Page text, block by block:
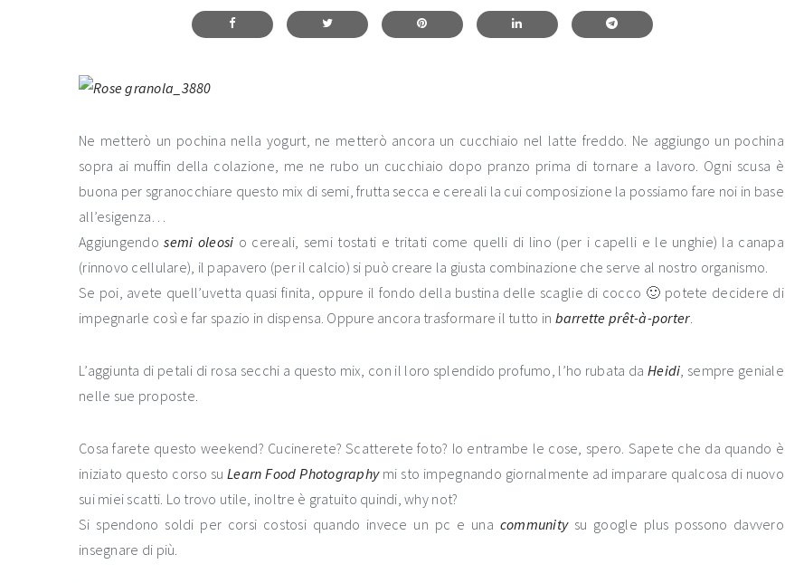
Ne metterò un pochina nella yogurt, ne metterò ancora un cucchiaio nel latte freddo. Ne aggiungo un pochina
sopra ai muffin della colazione, me ne rubo un cucchiaio dopo pranzo prima di tornare a lavoro. Ogni scusa è
buona per sgranocchiare questo mix di semi, frutta secca e cereali la cui composizione la possiamo fare noi in base
all’esigenza…
Aggiungendosemi oleosi o cereali, semi tostati e tritati come quelli di lino (per i capelli e le unghie) la canapa
(rinnovo cellulare), il papavero (per il calcio) si può creare la giusta combinazione che serve al nostro organismo.
Se poi, avete quell’uvetta quasi finita, oppure il fondo della bustina delle scaglie di cocco 🙂 potete decidere di
impegnarle così e far spazio in dispensa. Oppure ancora trasformare il tutto in barrette prêt-à-porter.
L’aggiunta di petali di rosa secchi a questo mix, con il loro splendido profumo, l’ho rubata da Heidi, sempre geniale
nelle sue proposte.
Cosa farete questo weekend? Cucinerete? Scatterete foto? Io entrambe le cose, spero. Sapete che da quando è
iniziato questo corso suLearn Food Photographymi sto impegnando giornalmente ad imparare qualcosa di nuovo
sui miei scatti. Lo trovo utile, inoltre è gratuito quindi, why not?
Si spendono soldi per corsi costosi quando invece un pc e una communitysu google plus possono davvero
insegnare di più.